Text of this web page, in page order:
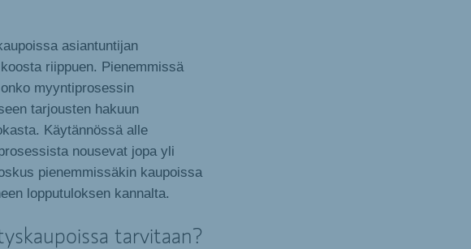
asiantuntijan
riippuen. Pienemmissä
myyntiprosessin
tarjousten hakuun
Käytännössä alle
nousevat jopa yli
pienemmissäkin kaupoissa
lopputuloksen kannalta.
tarvitaan?